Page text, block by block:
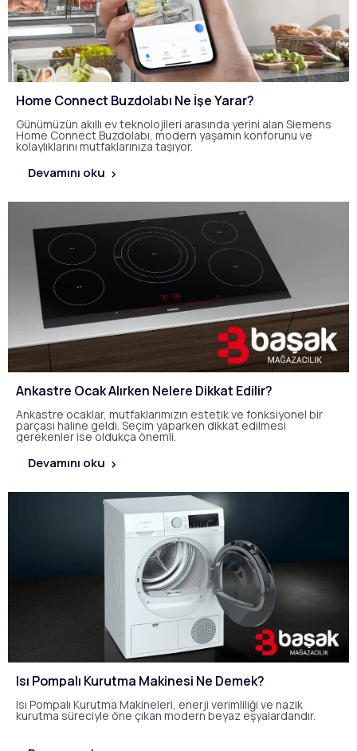
Home Connect Buzdolabı Ne İşe Yarar?
Günümüzün akıllı ev teknolojileri arasında yerini alan Siemens
Home Connect Buzdolabı, modern yaşamın konforunu ve
kolaylıklarını mutfaklarınıza taşıyor.
Devamını oku
Ankastre Ocak Alırken Nelere Dikkat Edilir?
Ankastre ocaklar, mutfaklarımızın estetik ve fonksiyonel bir
parçası haline geldi. Seçim yaparken dikkat edilmesi
gerekenler ise oldukça önemli.
Devamını oku
Isı Pompalı Kurutma Makinesi Ne Demek?
Isı Pompalı Kurutma Makineleri, enerji verimliliği ve nazik
kurutma süreciyle öne çıkan modern beyaz eşyalardandır.